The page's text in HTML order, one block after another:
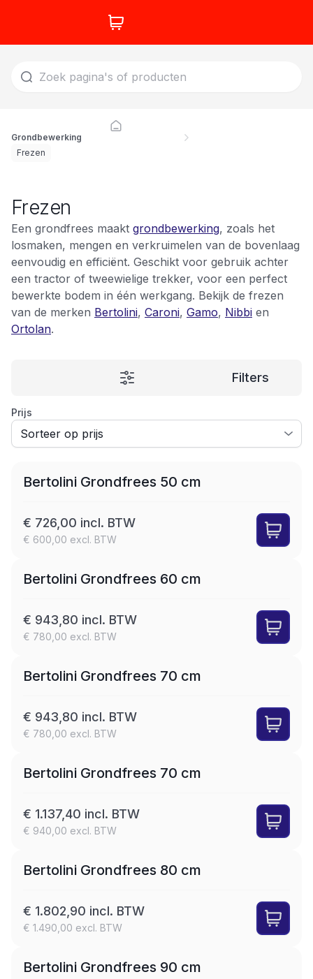
Grondbewerking
Frezen
Frezen
Een grondfrees maakt grondbewerking, zoals het
losmaken, mengen en verkruimelen van de bovenlaag
eenvoudig en efficiënt. Geschikt voor gebruik achter
een tractor of tweewielige trekker, voor een perfect
bewerkte bodem in één werkgang. Bekijk de frezen
van de merken Bertolini, Caroni, Gamo, Nibbi en
Ortolan.
Filters
Prijs
Bertolini Grondfrees 50 cm
€ 726,00 incl. BTW
€ 600,00 excl. BTW
Bertolini Grondfrees 60 cm
€ 943,80 incl. BTW
€ 780,00 excl. BTW
Bertolini Grondfrees 70 cm
€ 943,80 incl. BTW
€ 780,00 excl. BTW
Bertolini Grondfrees 70 cm
€ 1.137,40 incl. BTW
€ 940,00 excl. BTW
Bertolini Grondfrees 80 cm
€ 1.802,90 incl. BTW
€ 1.490,00 excl. BTW
Bertolini Grondfrees 90 cm